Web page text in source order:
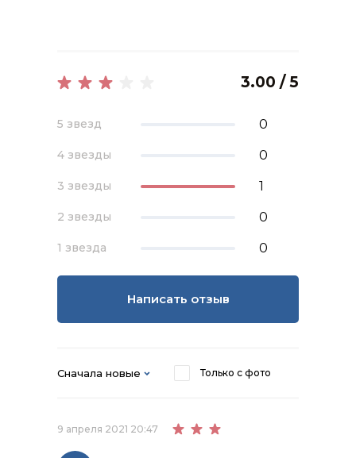
3.00 / 5
5 звезд 0
4 звезды 0
3 звезды 1
2 звезды 0
1 звезда 0
Написать отзыв
Сначала новые Только с фото
9 апреля 2021 20:47